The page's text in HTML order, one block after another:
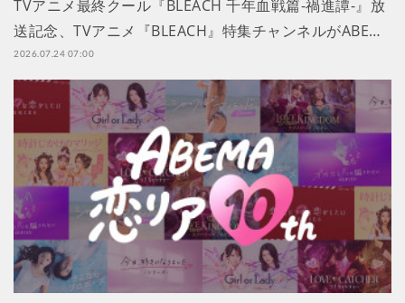
TVアニメ最終クール『BLEACH 千年血戦篇-禍進譚-』放
送記念、TVアニメ『BLEACH』特集チャンネルがABE…
2026.07.24 07:00